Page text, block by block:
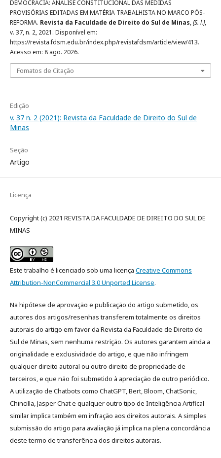
DEMOCRACIA: ANÁLISE CONSTITUCIONAL DAS MEDIDAS
PROVISÓRIAS EDITADAS EM MATÉRIA TRABALHISTA NO MARCO PÓS-
REFORMA. Revista da Faculdade de Direito do Sul de Minas,[S. l.],
v. 37, n. 2, 2021. Disponível em:
https://revista.fdsm.edu.br/index.php/revistafdsm/article/view/413.
Acesso em: 8 ago. 2026.
Fomatos de Citação
Edição
v. 37 n. 2 (2021): Revista da Faculdade de Direito do Sul de
Minas
Seção
Artigo
Licença
Copyright (c) 2021 REVISTA DA FACULDADE DE DIREITO DO SUL DE
MINAS
Este trabalho é licenciado sob uma licença Creative Commons
Attribution-NonCommercial 3.0 Unported License.
Na hipótese de aprovação e publicação do artigo submetido, os
autores dos artigos/resenhas transferem totalmente os direitos
autorais do artigo em favor da Revista da Faculdade de Direito do
Sul de Minas, sem nenhuma restrição. Os autores garantem ainda a
originalidade e exclusividade do artigo, e que não infringem
qualquer direito autoral ou outro direito de propriedade de
terceiros, e que não foi submetido à apreciação de outro periódico.
A utilização de Chatbots como ChatGPT, Bert, Bloom, ChatSonic,
Chincilla, Jasper Chat e qualquer outro tipo de Inteligência Artifical
similar implica também em infração aos direitos autorais. A simples
submissão do artigo para avaliação já implica na plena concordância
deste termo de transferência dos direitos autorais.